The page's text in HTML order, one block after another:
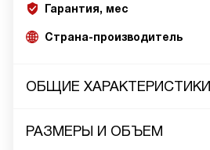
Гарантия, мес
Страна-производитель
ОБЩИЕ ХАРАКТЕРИСТИКИ
РАЗМЕРЫ И ОБЪЕМ